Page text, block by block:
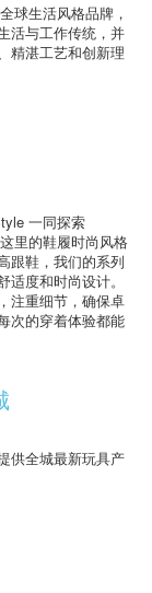
球生活风格品牌，
活与工作传统，并
精湛工艺和创新理
一同探索
里的鞋履时尚风格
跟鞋，我们的系列
度和时尚设计。
注重细节，确保卓
次的穿着体验都能
供全城最新玩具产